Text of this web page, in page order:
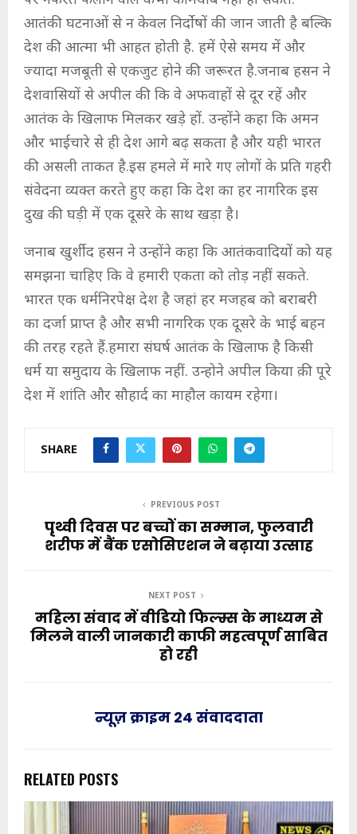
आतंकी घटनाओं से न केवल निर्दोषों की जान जाती है बल्कि
देश की आत्मा भी आहत होती है. हमें ऐसे समय में और
ज्यादा मजबूती से एकजुट होने की जरूरत है.जनाब हसन ने
देशवासियों से अपील की कि वे अफवाहों से दूर रहें और
आतंक के खिलाफ मिलकर खड़े हों. उन्होंने कहा कि अमन
और भाईचारे से ही देश आगे बढ़ सकता है और यही भारत
की असली ताकत है.इस हमले में मारे गए लोगों के प्रति गहरी
संवेदना व्यक्त करते हुए कहा कि देश का हर नागरिक इस
दुख की घड़ी में एक दूसरे के साथ खड़ा है।
जनाब खुर्शीद हसन ने उन्होंने कहा कि आतंकवादियों को यह
समझना चाहिए कि वे हमारी एकता को तोड़ नहीं सकते.
भारत एक धर्मनिरपेक्ष देश है जहां हर मजहब को बराबरी
का दर्जा प्राप्त है और सभी नागरिक एक दूसरे के भाई बहन
की तरह रहते हैं.हमारा संघर्ष आतंक के खिलाफ है किसी
धर्म या समुदाय के खिलाफ नहीं. उन्होने अपील किया क़ी पूरे
देश में शांति और सौहार्द का माहौल कायम रहेगा।
SHARE
PREVIOUS POST
पृथ्वी दिवस पर बच्चों का सम्मान, फुलवारी
शरीफ में बैंक एसोसिएशन ने बढ़ाया उत्साह
NEXT POST
महिला संवाद में वीडियो फिल्म्स के माध्यम से
मिलने वाली जानकारी काफी महत्वपूर्ण साबित
हो रही
न्यूज़ क्राइम 24 संवाददाता
RELATED POSTS